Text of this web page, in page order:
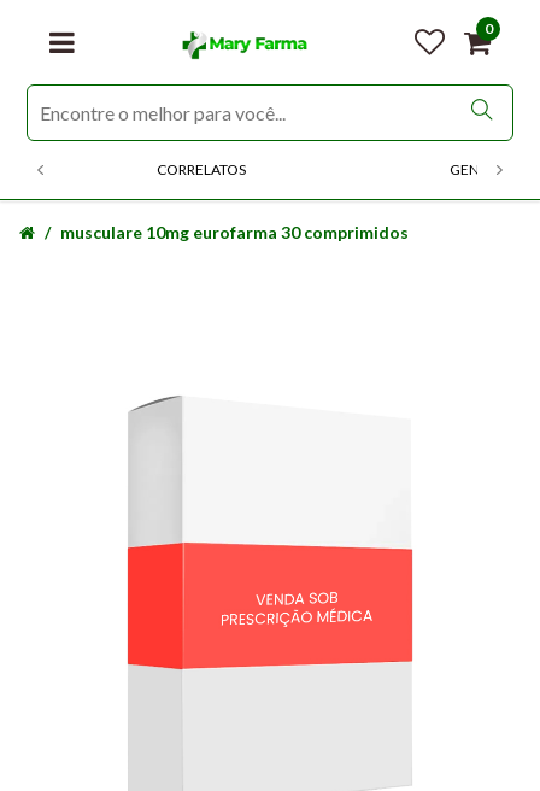
0
CORRELATOS GENERICOS
musculare 10mg eurofarma 30 comprimidos